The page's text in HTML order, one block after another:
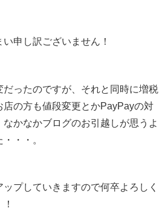
申し訳ございません！
だったのですが、それと同時に増税
の方も値段変更とかPayPayの対
かなかブログのお引越しが思うよ
・・。
プしていきますので何卒よろしく